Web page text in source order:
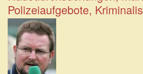
Polizeiaufgebote,